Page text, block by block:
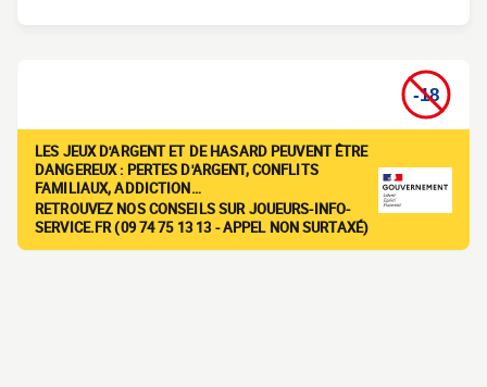
LES JEUX D'ARGENT ET DE HASARD PEUVENT ÊTRE
DANGEREUX : PERTES D'ARGENT, CONFLITS
FAMILIAUX, ADDICTION…
RETROUVEZ NOS CONSEILS SUR JOUEURS-INFO-
SERVICE.FR (09 74 75 13 13 - APPEL NON SURTAXÉ)